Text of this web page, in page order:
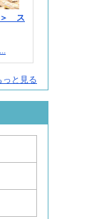
＞ ス
っと見る